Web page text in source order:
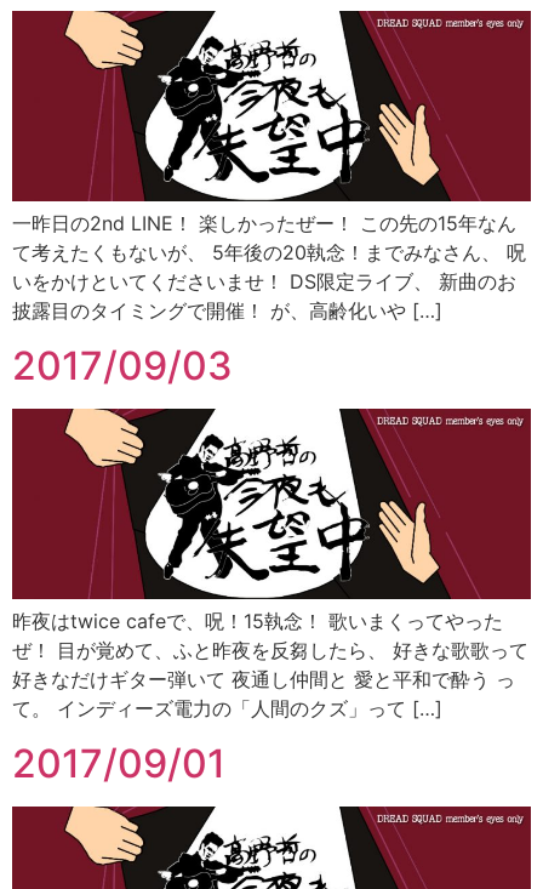
一昨日の2nd LINE！ 楽しかったぜー！ この先の15年なん
て考えたくもないが、 5年後の20執念！までみなさん、 呪
いをかけといてくださいませ！ DS限定ライブ、 新曲のお
披露目のタイミングで開催！ が、高齢化いや […]
2017/09/03
昨夜はtwice cafeで、呪！15執念！ 歌いまくってやった
ぜ！ 目が覚めて、ふと昨夜を反芻したら、 好きな歌歌って
好きなだけギター弾いて 夜通し仲間と 愛と平和で酔う っ
て。 インディーズ電力の「人間のクズ」って […]
2017/09/01